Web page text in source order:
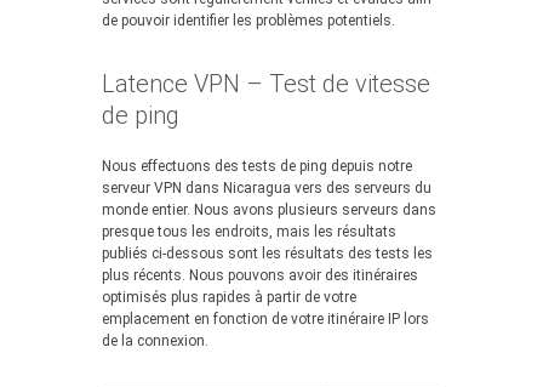
de pouvoir identifier les problèmes potentiels.
Latence VPN – Test de vitesse
de ping
Nous effectuons des tests de ping depuis notre
serveur VPN dans Nicaragua vers des serveurs du
monde entier. Nous avons plusieurs serveurs dans
presque tous les endroits, mais les résultats
publiés ci-dessous sont les résultats des tests les
plus récents. Nous pouvons avoir des itinéraires
optimisés plus rapides à partir de votre
emplacement en fonction de votre itinéraire IP lors
de la connexion.